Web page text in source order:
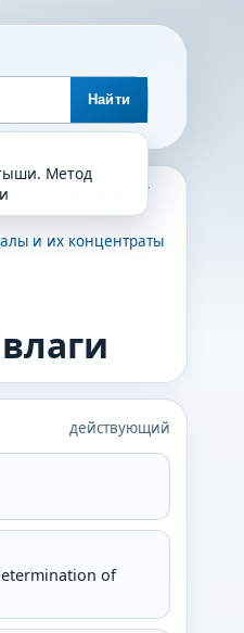
Найти
Метод
(руды)
/
и их концентраты
действующий
of